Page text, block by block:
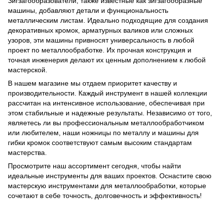
машины, добавляют детали и функциональность
металлическим листам. Идеально подходящие для создания
декоративных кромок, арматурных валиков или сложных
узоров, эти машины привносят универсальность в любой
проект по металлообработке. Их прочная конструкция и
точная инженерия делают их ценным дополнением к любой
мастерской.
В нашем магазине мы отдаем приоритет качеству и
производительности. Каждый инструмент в нашей коллекции
рассчитан на интенсивное использование, обеспечивая при
этом стабильные и надежные результаты. Независимо от того,
являетесь ли вы профессиональным металлообработчиком
или любителем, наши ножницы по металлу и машины для
гибки кромок соответствуют самым высоким стандартам
мастерства.
Просмотрите наш ассортимент сегодня, чтобы найти
идеальные инструменты для ваших проектов. Оснастите свою
мастерскую инструментами для металлообработки, которые
сочетают в себе точность, долговечность и эффективность!